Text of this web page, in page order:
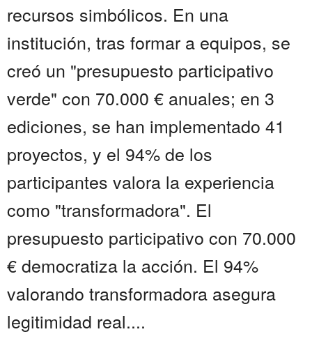
recursos simbólicos. En una
institución, tras formar a equipos, se
creó un "presupuesto participativo
verde" con 70.000 € anuales; en 3
ediciones, se han implementado 41
proyectos, y el 94% de los
participantes valora la experiencia
como "transformadora". El
presupuesto participativo con 70.000
€ democratiza la acción. El 94%
valorando transformadora asegura
legitimidad real....